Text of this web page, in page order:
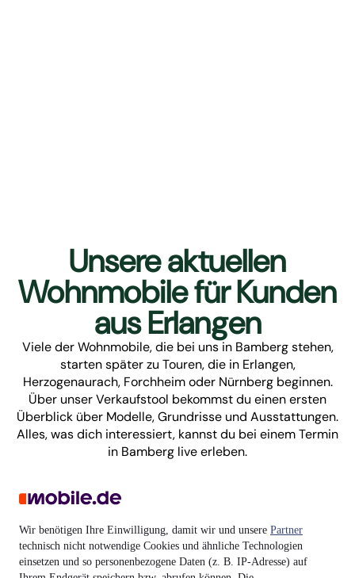
Unsere aktuellen
Wohnmobile für Kunden
aus Erlangen
Viele der Wohnmobile, die bei uns in Bamberg stehen,
starten später zu Touren, die in Erlangen,
Herzogenaurach, Forchheim oder Nürnberg beginnen.
Über unser Verkaufstool bekommst du einen ersten
Überblick über Modelle, Grundrisse und Ausstattungen.
Alles, was dich interessiert, kannst du bei einem Termin
in Bamberg live erleben.